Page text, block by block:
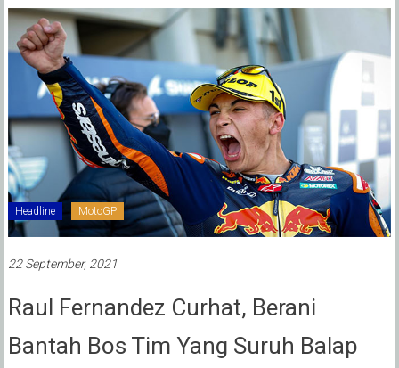
Headline MotoGP
22 September, 2021
Raul Fernandez Curhat, Berani
Bantah Bos Tim Yang Suruh Balap